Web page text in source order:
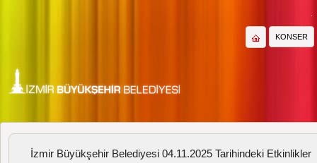
KONSER
İzmir Büyükşehir Belediyesi 04.11.2025 Tarihindeki Etkinlikler